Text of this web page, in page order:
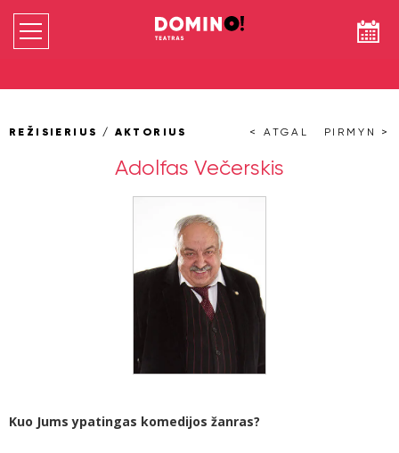
REŽISIERIUS / AKTORIUS < ATGAL PIRMYN >
Adolfas Večerskis
Kuo Jums ypatingas komedijos žanras?